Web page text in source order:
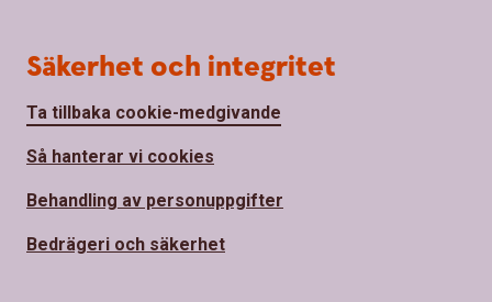
Säkerhet och integritet
Ta tillbaka cookie-medgivande
Så hanterar vi cookies
Behandling av personuppgifter
Bedrägeri och säkerhet